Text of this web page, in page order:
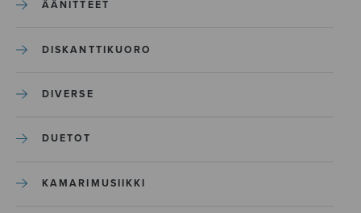
ÄÄNITTEET
DISKANTTIKUORO
DIVERSE
DUETOT
KAMARIMUSIIKKI